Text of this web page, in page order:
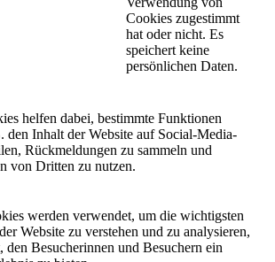
Cookies zugestimmt
hat oder nicht. Es
speichert keine
persönlichen Daten.
helfen dabei, bestimmte Funktionen
den Inhalt der Website auf Social-Media-
Rückmeldungen zu sammeln und
von Dritten zu nutzen.
werden verwendet, um die wichtigsten
Website zu verstehen und zu analysieren,
den Besucherinnen und Besuchern ein